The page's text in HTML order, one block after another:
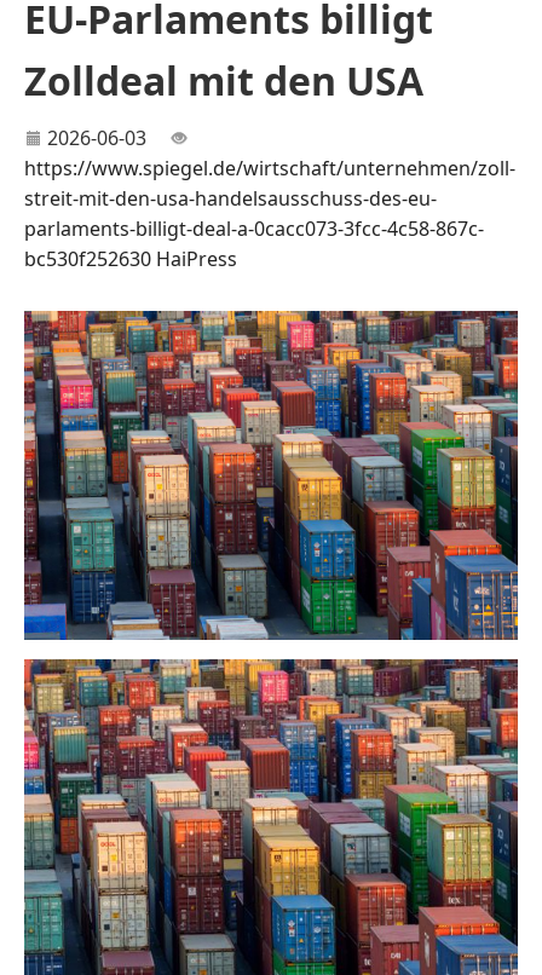
EU-Parlaments billigt
Zolldeal mit den USA
2026-06-03
https://www.spiegel.de/wirtschaft/unternehmen/zoll-
streit-mit-den-usa-handelsausschuss-des-eu-
parlaments-billigt-deal-a-0cacc073-3fcc-4c58-867c-
bc530f252630 HaiPress